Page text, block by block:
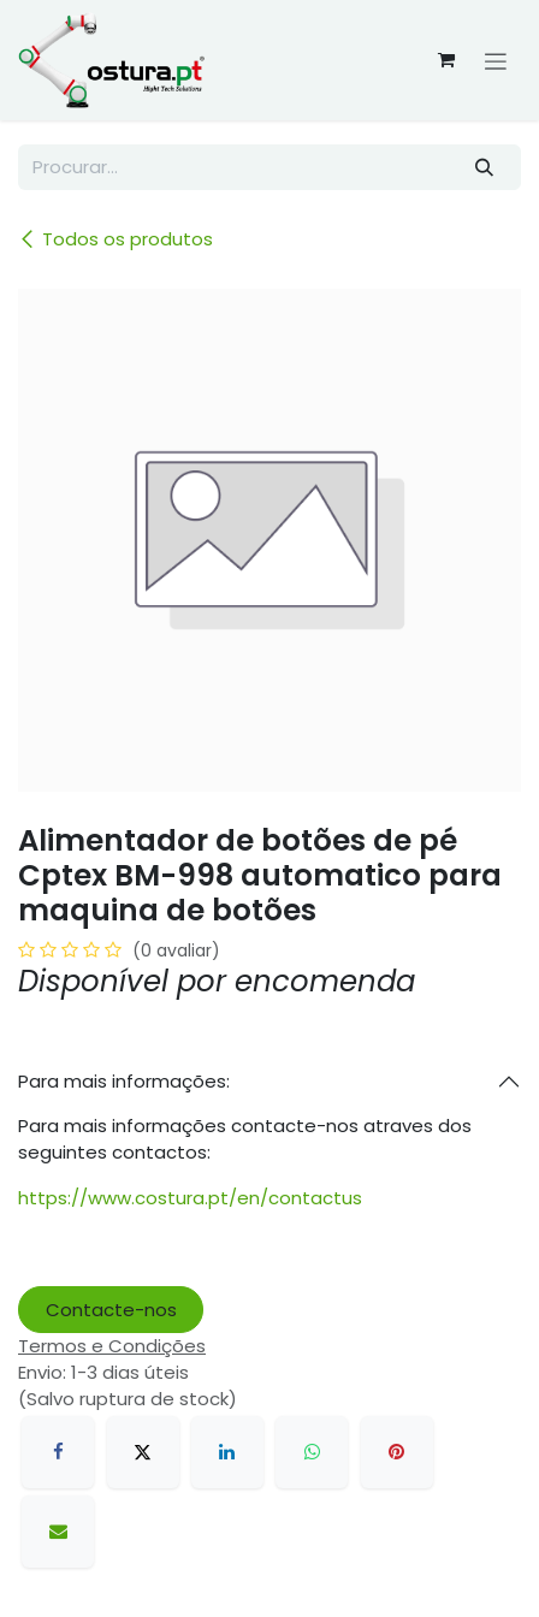
Skip to Content
Todos os produtos
Alimentador de botões de pé
Cptex BM-998 automatico para
maquina de botões
(0 avaliar)
Disponível por encomenda
Para mais informações:
Para mais informações contacte-nos atraves dos
seguintes contactos:
https://www.costura.pt/en/contactus
Contacte-nos
Termos e Condições
Envio: 1-3 dias úteis
(Salvo ruptura de stock)